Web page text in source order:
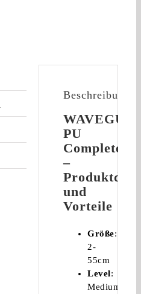
Beschreibung
PU
Complete
–
und
Vorteile
Größe:
2-
55cm
Level:
Medium-